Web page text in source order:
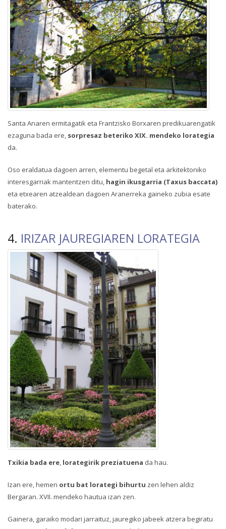
Santa Anaren ermitagatik eta Frantzisko Borxaren predikuarengatik
ezaguna bada ere, sorpresaz beteriko XIX. mendeko lorategia
da.
Oso eraldatua dagoen arren, elementu begetal eta arkitektoniko
interesgarriak mantentzen ditu, hagin ikusgarria (Taxus baccata)
eta etxearen atzealdean dagoen Aranerreka gaineko zubia esate
baterako.
4. IRIZAR JAUREGIAREN LORATEGIA
Txikia bada ere, lorategirik preziatuena da hau.
Izan ere, hemen ortu bat lorategi bihurtu zen lehen aldiz
Bergaran. XVII. mendeko hautua izan zen.
Gainera, garaiko modari jarraituz, jauregiko jabeek atzera begiratu